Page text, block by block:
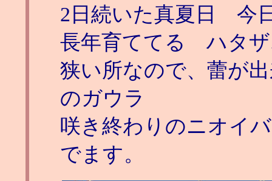
2日続いた真夏日 今
長年育ててる ハタ
狭い所なので、蕾が
のガウラ
咲き終わりのニオイ
でます。